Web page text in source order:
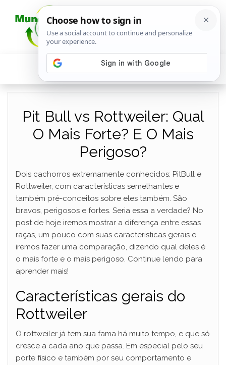
Pit Bull vs Rottweiler: Qual
O Mais Forte? E O Mais
Perigoso?
Dois cachorros extremamente conhecidos: PitBull e
Rottweiler, com características semelhantes e
também pré-conceitos sobre eles também. São
bravos, perigosos e fortes. Seria essa a verdade? No
post de hoje iremos mostrar a diferença entre essas
raças, um pouco com suas características gerais e
iremos fazer uma comparação, dizendo qual deles é
o mais forte e o mais perigoso. Continue lendo para
aprender mais!
Características gerais do
Rottweiler
O rottweiler já tem sua fama há muito tempo, e que só
cresce a cada ano que passa. Em especial pelo seu
porte físico e também por seu comportamento e